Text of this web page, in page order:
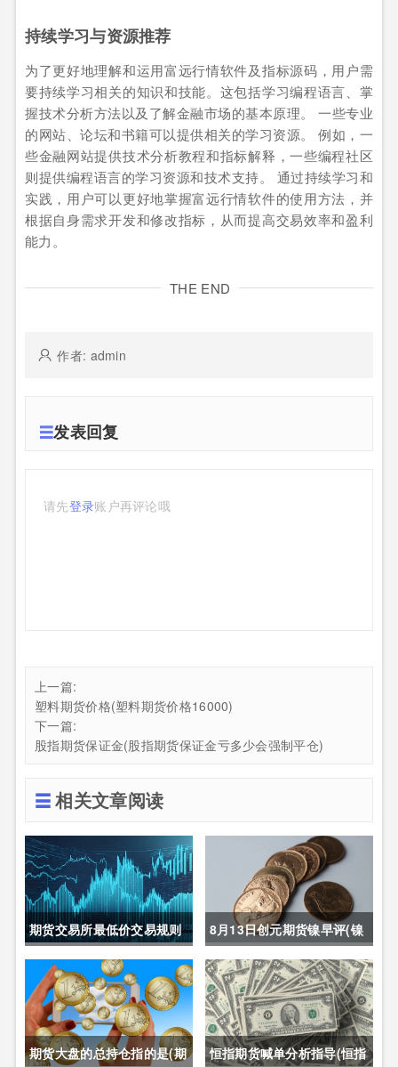
持续学习与资源推荐
为了更好地理解和运用富远行情软件及指标源码，用户需
要持续学习相关的知识和技能。这包括学习编程语言、掌
握技术分析方法以及了解金融市场的基本原理。 一些专业
的网站、论坛和书籍可以提供相关的学习资源。 例如，一
些金融网站提供技术分析教程和指标解释，一些编程社区
则提供编程语言的学习资源和技术支持。 通过持续学习和
实践，用户可以更好地掌握富远行情软件的使用方法，并
根据自身需求开发和修改指标，从而提高交易效率和盈利
能力。
THE END
作者: admin
发表回复
请先登录账户再评论哦
上一篇:
塑料期货价格(塑料期货价格16000)
下一篇:
股指期货保证金(股指期货保证金亏多少会强制平仓)
相关文章阅读
期货交易所最低价交易规则
(期货交易所最低价交易规则
是什么)
8月13日创元期货镍早评(镍
期货长期趋势)
期货大盘的总持仓指的是(期 恒指期货喊单分析指导(恒指